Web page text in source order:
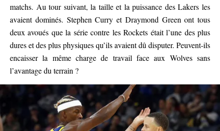
matchs. Au tour suivant, la taille et la puissance des Lakers les
avaient dominés. Stephen Curry et Draymond Green ont tous
deux avoués que la série contre les Rockets était l’une des plus
dures et des plus physiques qu’ils avaient dû disputer. Peuvent-ils
encaisser la même charge de travail face aux Wolves sans
l’avantage du terrain ?